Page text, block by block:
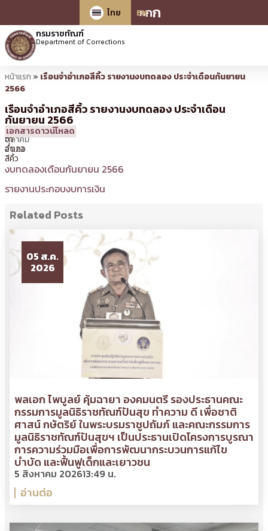
กกก
ไทย
EN
กรมราชทัณฑ์
Department of Corrections
หน้าแรก » เรือนจำอำเภอสีคิ้ว รายงานงบทดลอง ประจำเดือนกันยายน
2566
เรือนจำอำเภอสีคิ้ว รายงานงบทดลอง ประจำเดือน
กันยายน 2566
31
ตุลาคม
2023
11:25 น.
โดย
เรือน
จำ
อำเภอ
สีคิ้ว
เอกสารดาวน์โหลด
งบทดลองเดือนกันยายน 2566
รายงานประกอบงบการเงิน
Related Posts
05 ส.ค.
2026
พลเอก ไพบูลย์ คุ้มฉายา องคมนตรี รองประธานคณะ
กรรมการมูลนิธิราชทัณฑ์ปันสุข ทำความ ดี เพื่อชาติ
ศาสน์ กษัตริย์ ในพระบรมราชูปถัมภ์ และคณะกรรมการ
มูลนิธิราชทัณฑ์ปันสุขฯ เป็นประธานเปิดโครงการบูรณา
การความร่วมมือเพื่อการพัฒนากระบวนการแก้ไข
บำบัด และฟื้นฟูเด็กและเยาวชน
5 สิงหาคม 202613:49 น.
อ่านต่อ